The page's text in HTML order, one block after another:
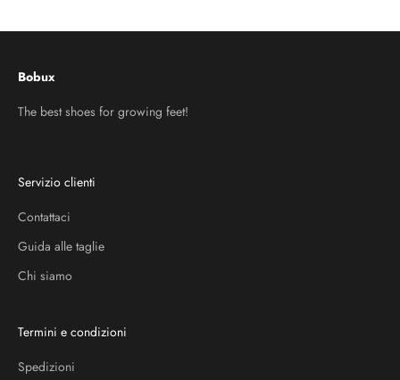
Bobux
The best shoes for growing feet!
Servizio clienti
Contattaci
Guida alle taglie
Chi siamo
Termini e condizioni
Spedizioni